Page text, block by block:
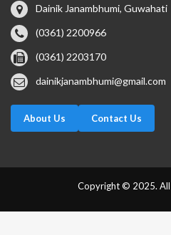
Dainik Janambhumi, Guwahati
(0361) 2200966
(0361) 2203170
dainikjanambhumi@gmail.com
About Us Contact Us
Copyright © 2025. All